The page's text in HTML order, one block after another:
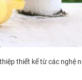
thiết kế từ các nghệ